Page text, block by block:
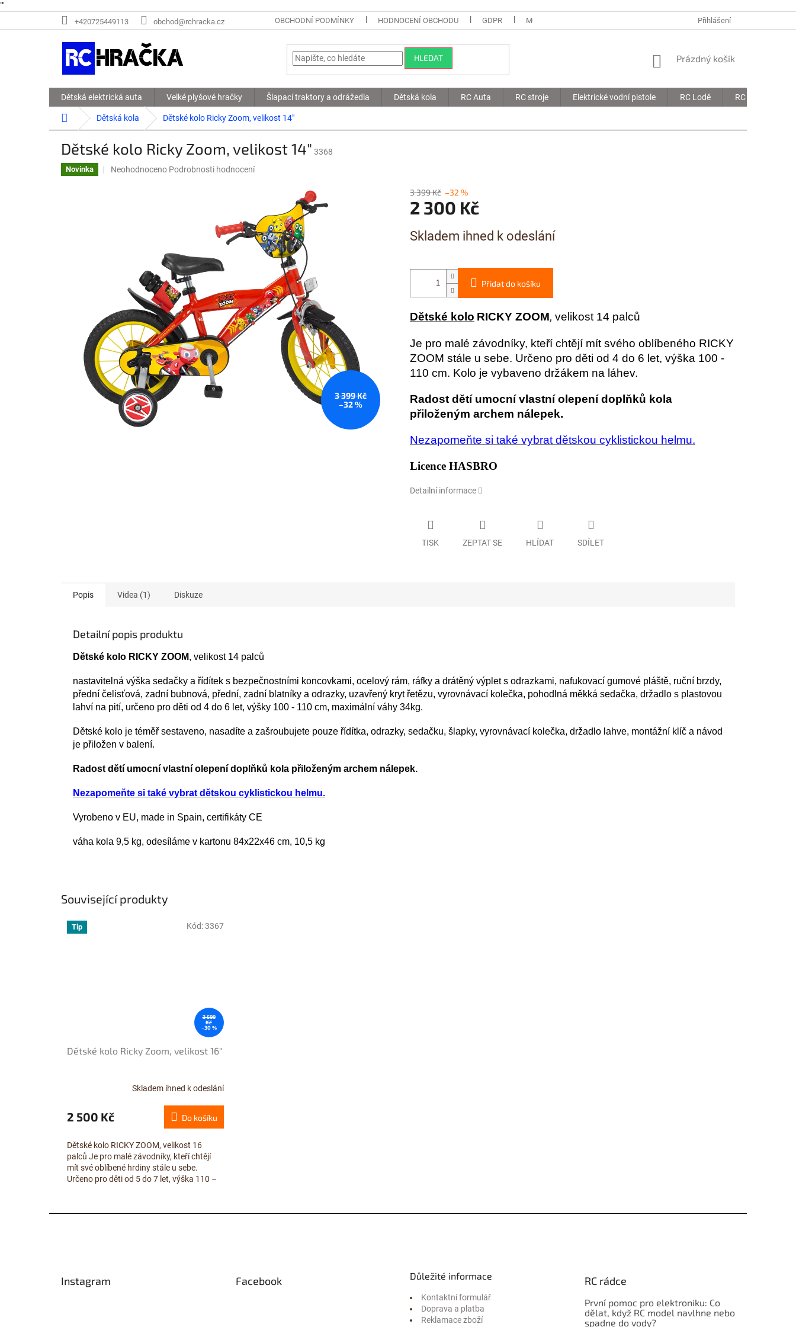
""
na
+420725449113 obchod@rchracka.cz OBCHODNÍ PODMÍNKY HODNOCENÍ OBCHODU GDPR MOJE OBJEDNÁVKA Přihlášení
HLEDAT
NÁKUPNÍ
Prázdný košík
Dětská elektrická auta Velké plyšové hračky Šlapací traktory a odrážedla Dětská kola RC Auta RC stroje Elektrické vodní pistole RC Lodě RC Drony
Domů Dětská kola Dětské kolo Ricky Zoom, velikost 14"
Dětské kolo Ricky Zoom, velikost 14" 3368
Novinka
Průměrné
Neohodnoceno Podrobnosti hodnocení
3 399 Kč
–32 %
3 399 Kč –32 %
2 300 Kč
cena:
Skladem ihned k odeslání
Přidat do košíku
Dětské kolo RICKY ZOOM, velikost 14 palců
Je pro malé závodníky, kteří chtějí mít svého oblíbeného RICKY
ZOOM stále u sebe. Určeno pro děti od 4 do 6 let, výška 100 -
110 cm. Kolo je vybaveno držákem na láhev.
Radost dětí umocní vlastní olepení doplňků kola
přiloženým archem nálepek.
Nezapomeňte si také vybrat dětskou cyklistickou helmu.
Licence HASBRO
Detailní informace
TISK ZEPTAT SE HLÍDAT SDÍLET
Související produkty
Tip
3 599
Kč
–30 %
Dětské kolo Ricky Zoom, velikost 16"
Skladem ihned k odeslání
2 500 Kč Do košíku
Dětské kolo RICKY ZOOM, velikost 16
palců Je pro malé závodníky, kteří chtějí
mít své oblíbené hrdiny stále u sebe.
Určeno pro děti od 5 do 7 let, výška 110 –
Kód:3367
Popis Videa (1) Diskuze
Detailní popis produktu
Dětské kolo RICKY ZOOM, velikost 14 palců
nastavitelná výška sedačky a řídítek s bezpečnostními koncovkami, ocelový rám, ráfky a drátěný výplet s odrazkami, nafukovací gumové pláště, ruční brzdy,
přední čelisťová, zadní bubnová, přední, zadní blatníky a odrazky, uzavřený kryt řetězu, vyrovnávací kolečka, pohodlná měkká sedačka, držadlo s plastovou
lahví na pití, určeno pro děti od 4 do 6 let, výšky 100 - 110 cm, maximální váhy 34kg.
Dětské kolo je téměř sestaveno, nasadíte a zašroubujete pouze řídítka, odrazky, sedačku, šlapky, vyrovnávací kolečka, držadlo lahve, montážní klíč a návod
je přiložen v balení.
Radost dětí umocní vlastní olepení doplňků kola přiloženým archem nálepek.
Nezapomeňte si také vybrat dětskou cyklistickou helmu.
Vyrobeno v EU, made in Spain, certifikáty CE
váha kola 9,5 kg, odesíláme v kartonu 84x22x46 cm, 10,5 kg
Instagram Facebook Důležité informace
Kontaktní formulář
Doprava a platba
Reklamace zboží
RC rádce
První pomoc pro elektroniku: Co
dělat, když RC model navlhne nebo
spadne do vody?